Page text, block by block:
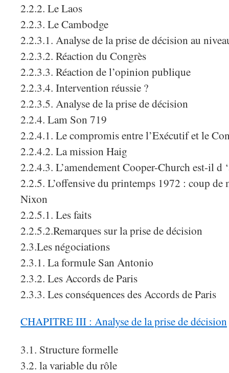
2.2.2. Le Laos
2.2.3. Le Cambodge
2.2.3.1. Analyse de la prise de décision au
2.2.3.2. Réaction du Congrès
2.2.3.3. Réaction de l’opinion publique
2.2.3.4. Intervention réussie ?
2.2.3.5. Analyse de la prise de décision
2.2.4. Lam Son 719
2.2.4.1. Le compromis entre l’Exécutif et le
2.2.4.2. La mission Haig
2.2.4.3. L’amendement Cooper-Church est-il d
2.2.5. L’offensive du printemps 1972 : coup
Nixon
2.2.5.1. Les faits
2.2.5.2.Remarques sur la prise de décision
2.3.Les négociations
2.3.1. La formule San Antonio
2.3.2. Les Accords de Paris
2.3.3. Les conséquences des Accords de Paris
CHAPITRE III : Analyse de la prise de décision
3.1. Structure formelle
3.2. la variable du rôle